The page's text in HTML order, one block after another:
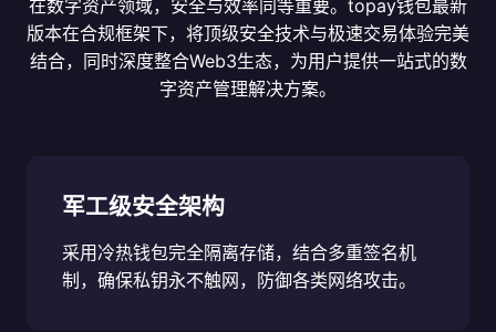
在数字资产领域，安全与效率同等重要。topay钱包最新
版本在合规框架下，将顶级安全技术与极速交易体验完美
结合，同时深度整合Web3生态，为用户提供一站式的数
字资产管理解决方案。
军工级安全架构
采用冷热钱包完全隔离存储，结合多重签名机
制，确保私钥永不触网，防御各类网络攻击。